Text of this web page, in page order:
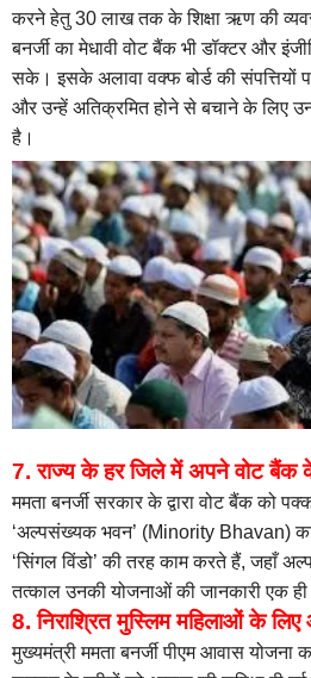
करने हेतु 30 लाख तक के शिक्षा ऋण की
बनर्जी का मेधावी वोट बैंक भी डॉक्टर और
सके। इसके अलावा वक्फ बोर्ड की संपत्तियों
और उन्हें अतिक्रमित होने से बचाने के लिए
है।
7. राज्य के हर जिले में अपने वोट
ममता बनर्जी सरकार के द्वारा वोट बैंक को
‘अल्पसंख्यक भवन’ (Minority Bhavan) का
‘सिंगल विंडो’ की तरह काम करते हैं, जहाँ
तत्काल उनकी योजनाओं की जानकारी एक
8. निराश्रित मुस्लिम महिलाओं के
मुख्यमंत्री ममता बनर्जी पीएम आवास योजना